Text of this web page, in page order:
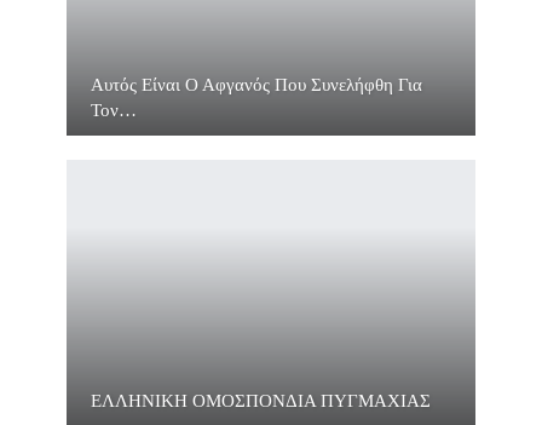
Αυτός Είναι Ο Αφγανός Που Συνελήφθη Για
Τον…
ΕΛΛΗΝΙΚΗ ΟΜΟΣΠΟΝΔΙΑ ΠΥΓΜΑΧΙΑΣ